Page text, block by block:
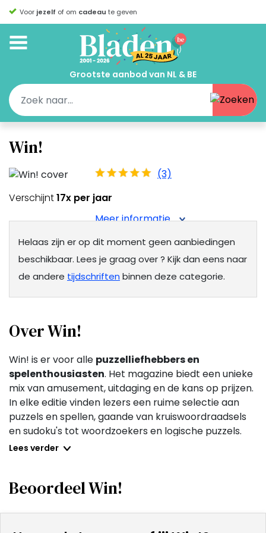
Voor jezelf of om cadeau te geven
Grootste aanbod van NL & BE
Win!
(3)
Meer informatie
Verschijnt17x per jaar
Helaas zijn er op dit moment geen aanbiedingen
beschikbaar. Lees je graag over? Kijk dan eens naar
de andere tijdschriften binnen deze categorie.
Over Win!
Win! is er voor alle puzzelliefhebbers en
spelenthousiasten. Het magazine biedt een unieke
mix van amusement, uitdaging en de kans op prijzen.
In elke editie vinden lezers een ruime selectie aan
puzzels en spellen, gaande van kruiswoordraadsels
en sudoku's tot woordzoekers en logische puzzels.
Wat Win! onderscheidt, is dat het niet alleen de
van opwinding toevoegt aan de puzzelervaring.
Naast puzzels bevat Win! ook artikelen en interviews
Lees verder
Beoordeel Win!